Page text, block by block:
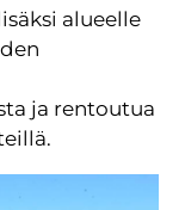
alueelle
ja rentoutua